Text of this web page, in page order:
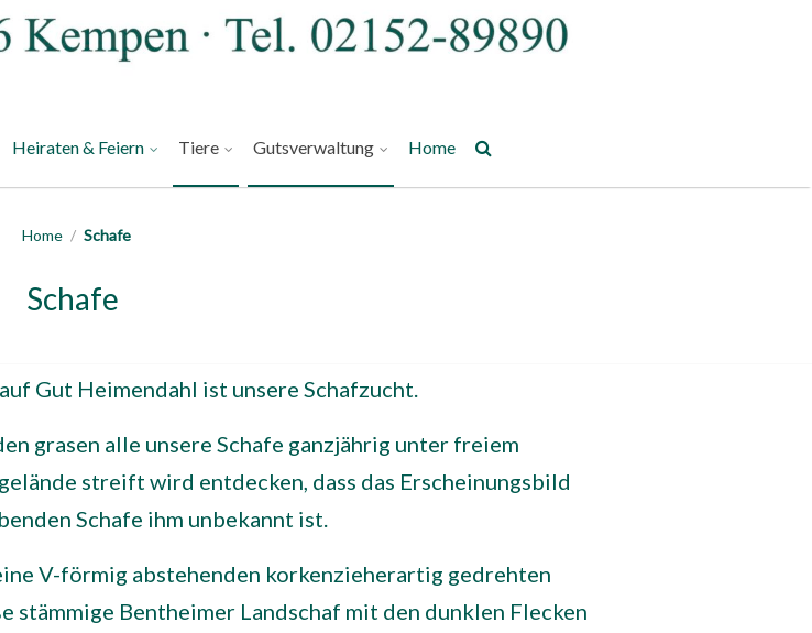
Heiraten & Feiern Tiere Gutsverwaltung Home
Home / Schafe
Schafe
Gut Heimendahl ist unsere Schafzucht.
grasen alle unsere Schafe ganzjährig unter freiem
streift wird entdecken, dass das Erscheinungsbild
Schafe ihm unbekannt ist.
V-förmig abstehenden korkenzieherartig gedrehten
stämmige Bentheimer Landschaf mit den dunklen Flecken